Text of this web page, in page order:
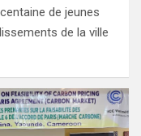
de jeunes
de la ville